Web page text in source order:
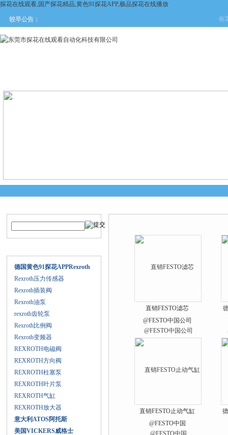
探花在线观看,国产探花精品,黄色91探花APP,极品探花在线播放
较早公告： 在
德国黄色91探花APPRexroth
Rexroth压力传感器
Rexroth插装阀
Rexroth油泵
rexroth齿轮泵
Rexroth比例阀
Rexroth变频器
REXROTH电磁阀
REXROTH方向阀
REXROTH柱塞泵
REXROTH叶片泵
REXROTH气缸
REXROTH放大器
意大利ATOS阿托斯
美国VICKERS威格士
直销FESTO滤芯
@FESTO中国公司
直销FESTO止动气缸
@FESTO中国